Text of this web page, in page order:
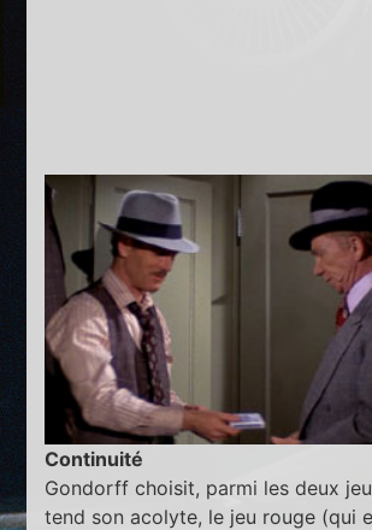
Continuité
Gondorff choisit, parmi les deux
tend son acolyte, le jeu rouge (qui